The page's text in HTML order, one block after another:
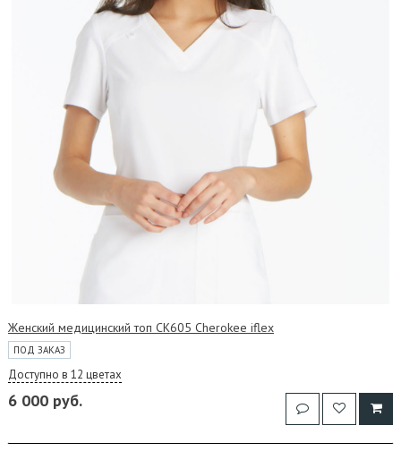
Женский медицинский топ CK605 Cherokee iflex
ПОД ЗАКАЗ
Доступно в 12 цветах
6 000 руб.